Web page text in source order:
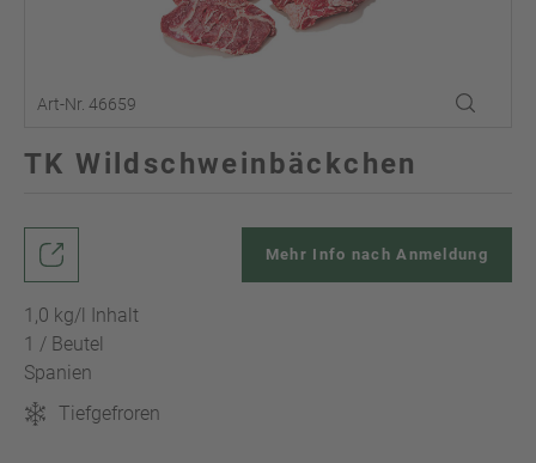
Art-Nr. 46659
TK Wildschweinbäckchen
1,0 kg/l Inhalt
1 / Beutel
Spanien
Tiefgefroren
Mehr Info nach Anmeldung